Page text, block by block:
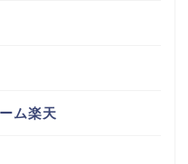
ム楽天